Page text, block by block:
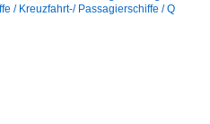
/ Kreuzfahrt-/ Passagierschiffe / Q